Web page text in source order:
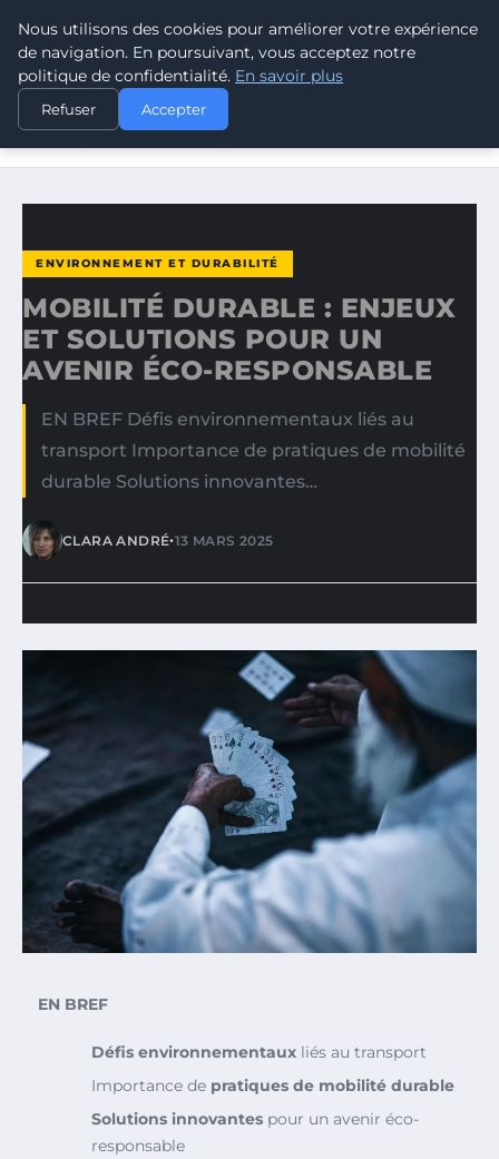
CLIMATE RESPONSE BLOG
ACCUEIL
ENVIRONNEMENT ET DURABILITÉ
MOBILITÉ DURABLE : ENJEUX ET SOLUTIONS POUR UN
ENVIRONNEMENT ET DURABILITÉ
MOBILITÉ DURABLE : ENJEUX
ET SOLUTIONS POUR UN
AVENIR ÉCO-RESPONSABLE
EN BREF Défis environnementaux liés au
transport Importance de pratiques de mobilité
durable Solutions innovantes…
CLARA ANDRÉ•13 MARS 2025
EN BREF
Défis environnementaux liés au transport
Importance de pratiques de mobilité durable
Solutions innovantes pour un avenir éco-
responsable
Nous utilisons des cookies pour améliorer votre expérience
de navigation. En poursuivant, vous acceptez notre
politique de confidentialité. En savoir plus
Refuser Accepter